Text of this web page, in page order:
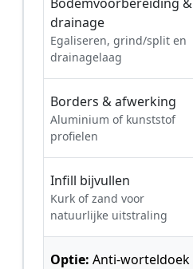
drainage
Egaliseren, grind/split en
drainagelaag
Borders & afwerking
Aluminium of kunststof
profielen
Infill bijvullen
Kurk of zand voor
natuurlijke uitstraling
Optie: Anti-worteldoek